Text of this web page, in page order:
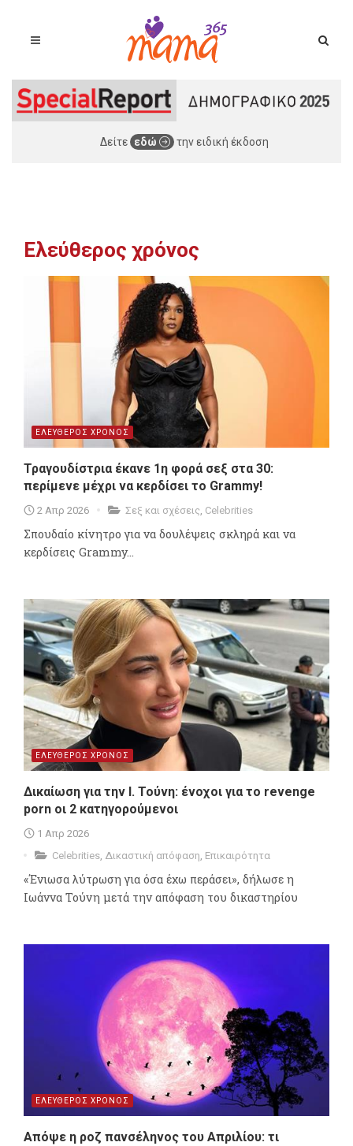
Δείτε εδώ την ειδική έκδοση
Ελεύθερος χρόνος
ΕΛΕΥΘΕΡΟΣ ΧΡΟΝΟΣ
Τραγουδίστρια έκανε 1η φορά σεξ στα 30:
περίμενε μέχρι να κερδίσει το Grammy!
2 Απρ 2026 Σεξ και σχέσεις Celebrities
Σπουδαίο κίνητρο για να δουλέψεις σκληρά και να
κερδίσεις Grammy...
ΕΛΕΥΘΕΡΟΣ ΧΡΟΝΟΣ
Δικαίωση για την Ι. Τούνη: ένοχοι για το revenge
porn οι 2 κατηγορούμενοι
1 Απρ 2026
Celebrities, Δικαστική απόφαση, Επικαιρότητα
«Ένιωσα λύτρωση για όσα έχω περάσει», δήλωσε η
Ιωάννα Τούνη μετά την απόφαση του δικαστηρίου
ΕΛΕΥΘΕΡΟΣ ΧΡΟΝΟΣ
Απόψε η ροζ πανσέληνος του Απριλίου: τι